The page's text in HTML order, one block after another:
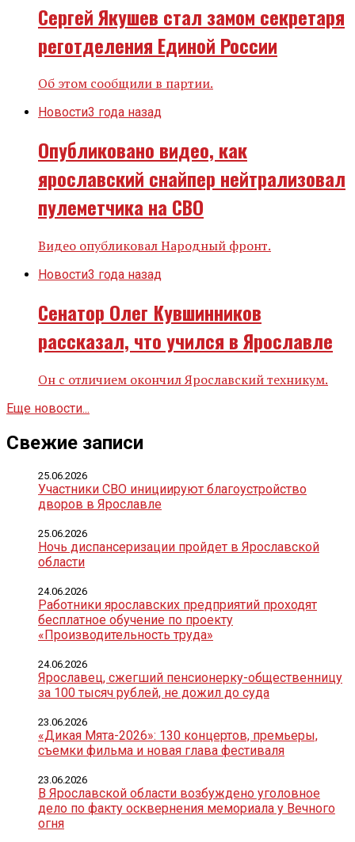
Сергей Якушев стал замом секретаря
реготделения Единой России
Об этом сообщили в партии.
Новости3 года назад
Опубликовано видео, как
ярославский снайпер нейтрализовал
пулеметчика на СВО
Видео опубликовал Народный фронт.
Новости3 года назад
Сенатор Олег Кувшинников
рассказал, что учился в Ярославле
Он с отличием окончил Ярославский техникум.
Еще новости...
Свежие записи
Участники СВО инициируют благоустройство
дворов в Ярославле
25.06.2026
Ночь диспансеризации пройдет в Ярославской
области
25.06.2026
Работники ярославских предприятий проходят
бесплатное обучение по проекту
«Производительность труда»
24.06.2026
Ярославец, сжегший пенсионерку-общественницу
за 100 тысяч рублей, не дожил до суда
24.06.2026
«Дикая Мята-2026»: 130 концертов, премьеры,
съемки фильма и новая глава фестиваля
23.06.2026
В Ярославской области возбуждено уголовное
дело по факту осквернения мемориала у Вечного
огня
23.06.2026